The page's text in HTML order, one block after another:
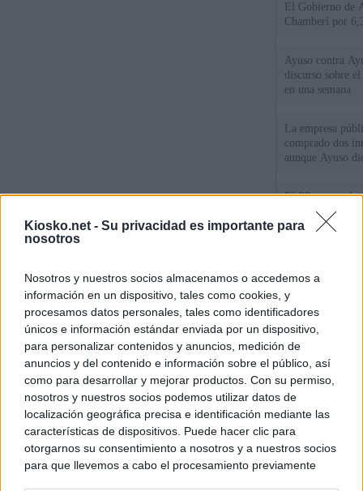
Kiosko.net - Su privacidad es importante para
nosotros
Nosotros y nuestros socios almacenamos o accedemos a
información en un dispositivo, tales como cookies, y
procesamos datos personales, tales como identificadores
únicos e información estándar enviada por un dispositivo,
para personalizar contenidos y anuncios, medición de
anuncios y del contenido e información sobre el público, así
como para desarrollar y mejorar productos. Con su permiso,
nosotros y nuestros socios podemos utilizar datos de
localización geográfica precisa e identificación mediante las
características de dispositivos. Puede hacer clic para
otorgarnos su consentimiento a nosotros y a nuestros socios
para que llevemos a cabo el procesamiento previamente
El Gobierno de
Chamberí por
Ayuso contra
discurso sobre
en una semana
La empresa
comprado dos
aunque Ayuso
El PP se enreda
ahora que
comunidades en
vías para que
menores
© Kiosko.net Aviso Legal Privacidad y Cookies